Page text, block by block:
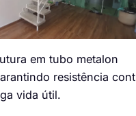
em tubo metalon
resistência
vida útil.